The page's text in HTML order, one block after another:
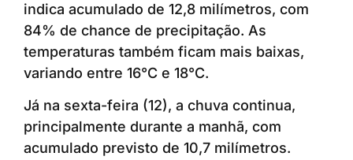
indica acumulado de 12,8 milímetros, com
84% de chance de precipitação. As
temperaturas também ficam mais baixas,
variando entre 16°C e 18°C.
Já na sexta-feira (12), a chuva continua,
principalmente durante a manhã, com
acumulado previsto de 10,7 milímetros.